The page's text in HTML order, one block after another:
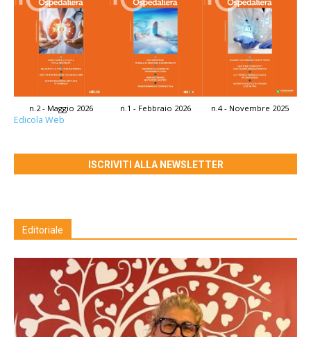
n.2 - Maggio 2026 n.1 - Febbraio 2026 n.4 - Novembre 2025
Edicola Web
ISCRIVITI ALLA NEWSLETTER
Editoriale